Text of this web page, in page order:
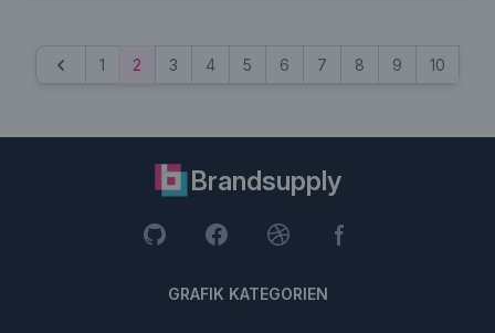
Previous
1 2 3 4 5 6 7 8 9 10
Brandsupply
GRAFIK KATEGORIEN